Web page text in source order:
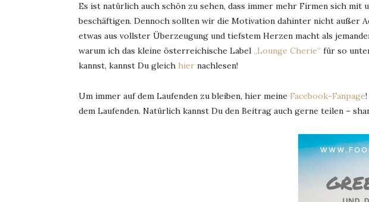
Es ist natürlich auch schön zu sehen, dass immer mehr Firmen sich
beschäftigen. Dennoch sollten wir die Motivation dahinter nicht außer
etwas aus vollster Überzeugung und tiefstem Herzen macht als
warum ich das kleine österreichische Label „Lounge Cherie“ für so
kannst, kannst Du gleich hier nachlesen!
Um immer auf dem Laufenden zu bleiben, hier meine Facebook-Fanpage
dem Laufenden. Natürlich kannst Du den Beitrag auch gerne teilen –